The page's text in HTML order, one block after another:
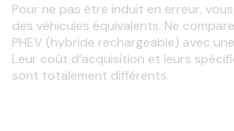
Pour ne pas être induit en erreur,
des véhicules équivalents. Ne
PHEV (hybride rechargeable) avec
Leur coût d’acquisition et leurs
sont totalement différents.